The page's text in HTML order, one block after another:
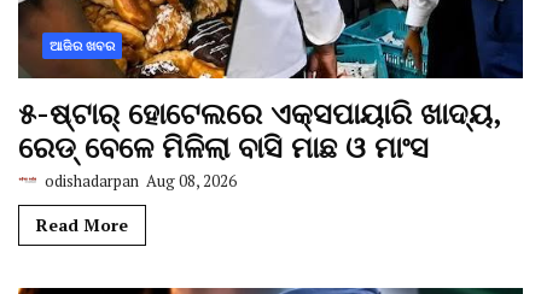
ଆଜିର ଖବର
୫-ଷ୍ଟାର୍ ହୋଟେଲରେ ଏକ୍ସପାୟାରି ଖାଦ୍ୟ,
ରେଡ୍ ବେଳେ ମିଳିଲା ବାସି ମାଛ ଓ ମାଂସ
odishadarpan Aug 08, 2026
Read More